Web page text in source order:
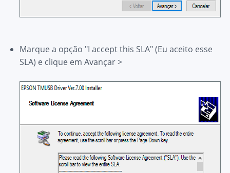
Marque a opção "I accept this SLA" (Eu aceito esse
SLA) e clique em Avançar >